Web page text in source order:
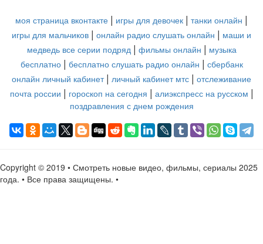
моя страница вконтакте | игры для девочек | танки онлайн |
игры для мальчиков | онлайн радио слушать онлайн | маши и
медведь все серии подряд | фильмы онлайн | музыка
бесплатно | бесплатно слушать радио онлайн | сбербанк
онлайн личный кабинет | личный кабинет мтс | отслеживание
почта россии | гороскоп на сегодня | алиэкспресс на русском |
поздравления с днем рождения
Copyright © 2019 • Смотреть новые видео, фильмы, сериалы 2025
года. • Все права защищены. •